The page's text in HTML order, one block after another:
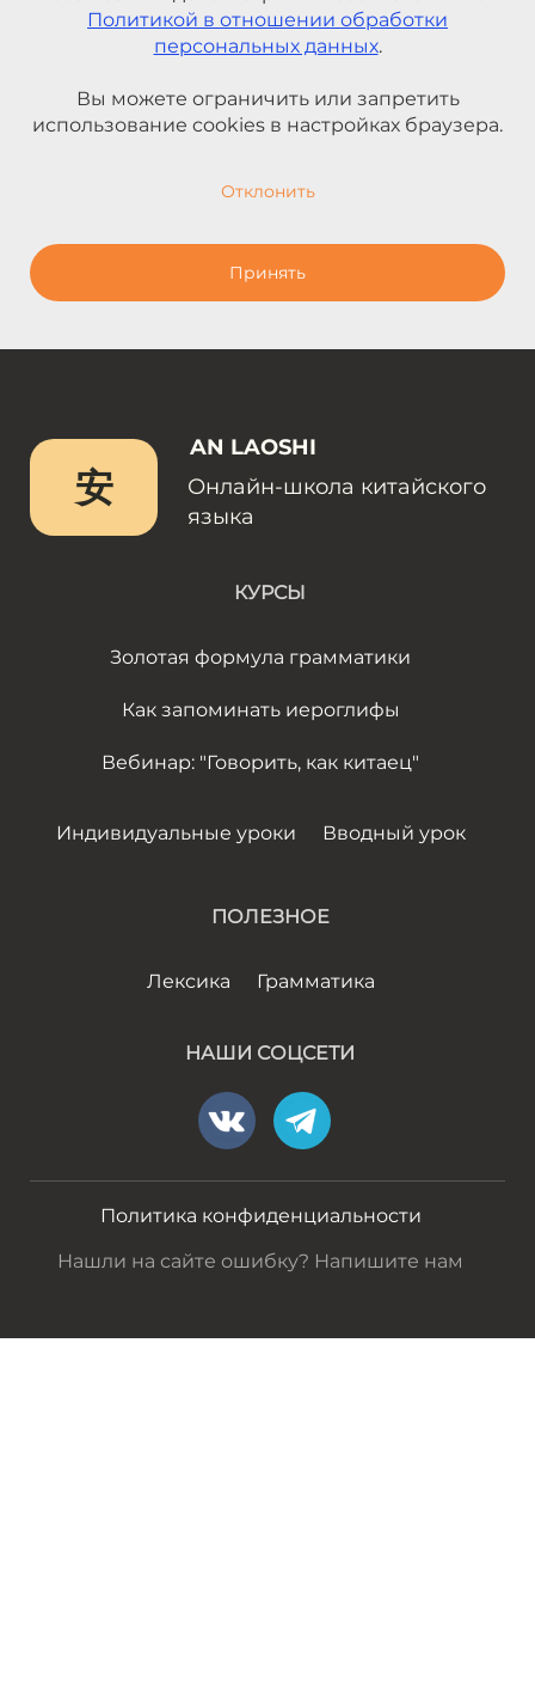
Политикой в отношении обработки
персональных данных.
Вы можете ограничить или запретить
использование cookies в настройках браузера.
Отклонить
Принять
安
AN LAOSHI
Онлайн-школа китайского
языка
КУРСЫ
Золотая формула грамматики
Как запоминать иероглифы
Вебинар: "Говорить, как китаец"
Индивидуальные уроки Вводный урок
ПОЛЕЗНОЕ
Лексика Грамматика
НАШИ СОЦСЕТИ
Политика конфиденциальности
Нашли на сайте ошибку? Напишите нам